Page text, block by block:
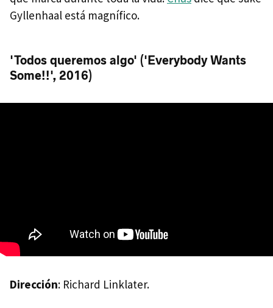
Gyllenhaal está magnífico.
'Todos queremos algo' ('Everybody Wants
Some!!', 2016)
Dirección: Richard Linklater.